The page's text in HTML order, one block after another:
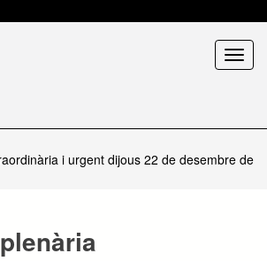
i urgent dijous 22 de desembre de